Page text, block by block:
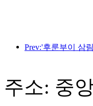
주소: 중